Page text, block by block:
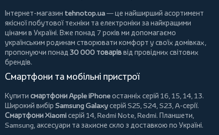
Інтернет-магазин tehnotop.ua— це найширший асортимент
якісної побутової техніки та електроніки за найкращими
цінами в Україні. Вже понад 7 років ми допомагаємо
українським родинам створювати комфорт у своїх домівках,
пропонуючи понад 30 000 товаріввід провідних світових
брендів.
Смартфони та мобільні пристрої
Купити смартфони Apple iPhoneостанніх серій 16, 15, 14, 13.
Широкий вибір Samsung Galaxyсерій S25, S24, S23, A-серії.
Смартфони Xiaomiсерій 14, Redmi Note, Redmi. Планшети,
Samsung, аксесуари тазахисне скло з доставкою по Україні.